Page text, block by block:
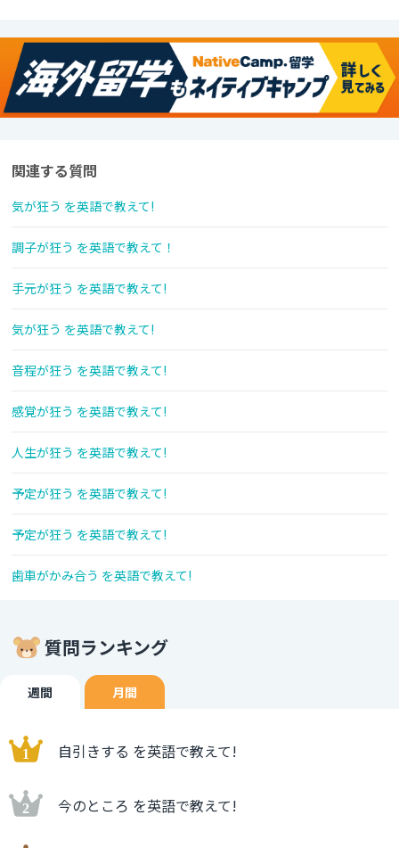
関連する質問
気が狂う を英語で教えて!
調子が狂う を英語で教えて！
手元が狂う を英語で教えて!
気が狂う を英語で教えて!
音程が狂う を英語で教えて!
感覚が狂う を英語で教えて!
人生が狂う を英語で教えて!
予定が狂う を英語で教えて!
予定が狂う を英語で教えて!
歯車がかみ合う を英語で教えて!
質問ランキング
週間 月間
自引きする を英語で教えて!
今のところ を英語で教えて!